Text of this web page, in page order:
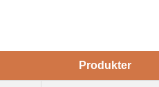
Produkter